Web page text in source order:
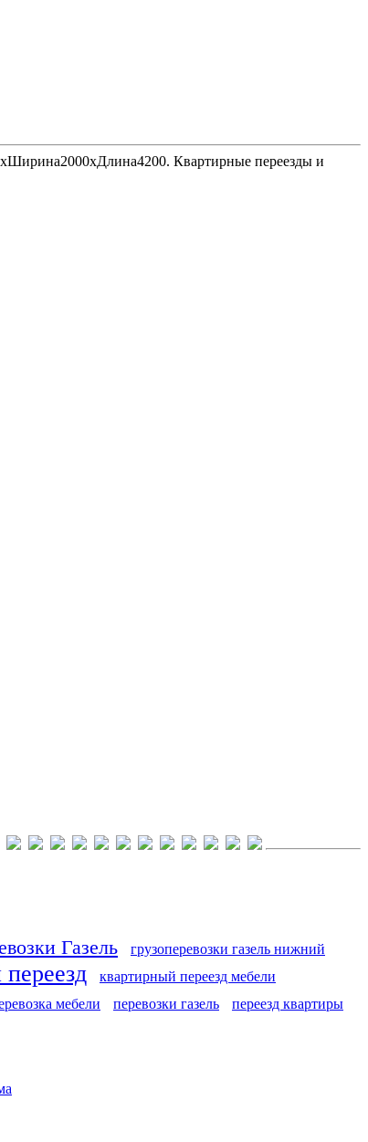
Квартирные переезды и
Газель
грузоперевозки газель нижний
квартирный переезд мебели
мебели перевозки газель переезд квартиры